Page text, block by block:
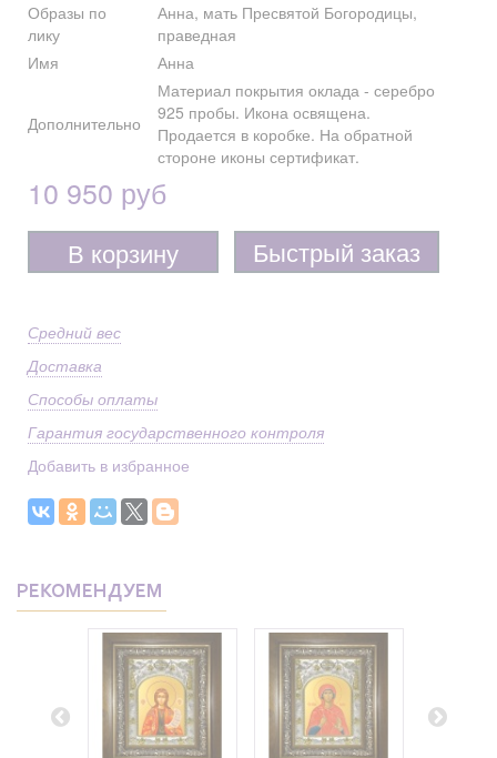
Образы по
лику
Анна, мать Пресвятой Богородицы,
праведная
Имя
Анна
Дополнительно
Материал покрытия оклада - серебро
925 пробы. Икона освящена.
Продается в коробке. На обратной
стороне иконы сертификат.
10 950 руб
В корзину Быстрый заказ
Средний вес
Доставка
Способы оплаты
Гарантия государственного контроля
Добавить в избранное
РЕКОМЕНДУЕМ